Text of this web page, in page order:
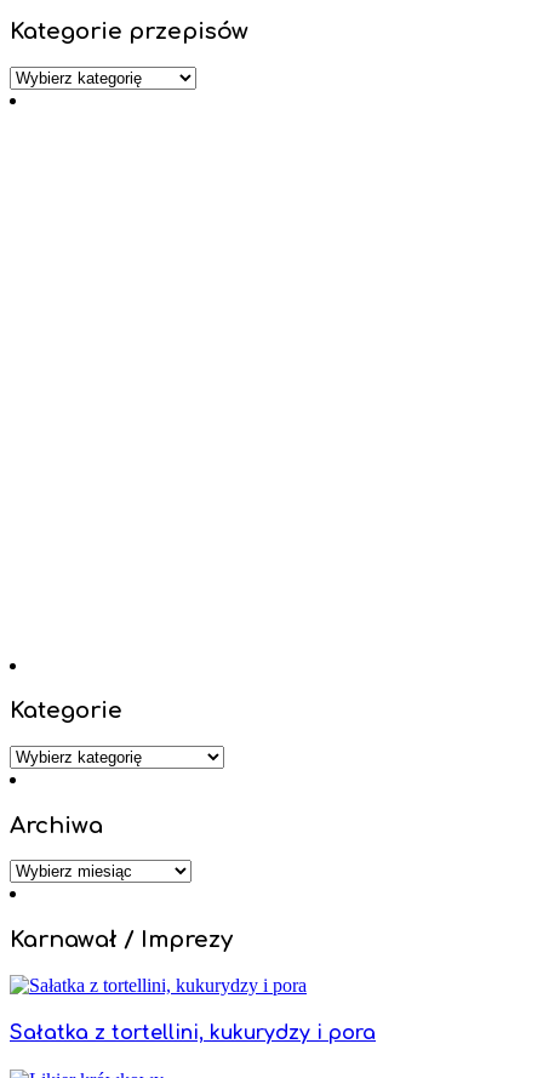
Kategorie przepisów
Kategorie
przepisów
Kategorie
Kategorie
Archiwa
Archiwa
Karnawał / Imprezy
Sałatka z tortellini, kukurydzy i pora